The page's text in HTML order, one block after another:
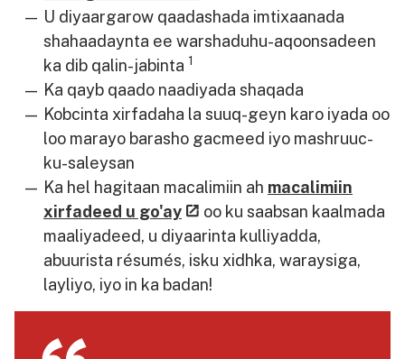
U diyaargarow qaadashada imtixaanada
shahaadaynta ee warshaduhu-aqoonsadeen
ka dib qalin-jabinta 1
Ka qayb qaado naadiyada shaqada
Kobcinta xirfadaha la suuq-geyn karo iyada oo
loo marayo barasho gacmeed iyo mashruuc-
ku-saleysan
Ka hel hagitaan macalimiin ah macalimiin
xirfadeed u go'ay
oo ku saabsan kaalmada
maaliyadeed, u diyaarinta kulliyadda,
abuurista résumés, isku xidhka, waraysiga,
layliyo, iyo in ka badan!